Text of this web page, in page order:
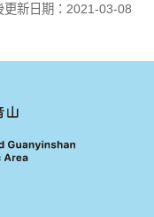
更新日期：2021-03-08